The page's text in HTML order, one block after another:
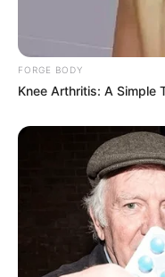
FORGE BODY
Knee Arthritis: A Simple